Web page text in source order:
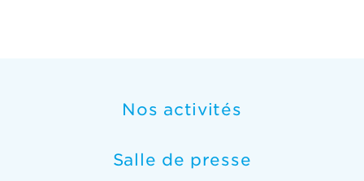
Nos activités
Salle de presse